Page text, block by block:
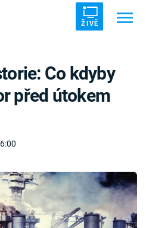
ŽIVĚ
Co kdyby
před útokem